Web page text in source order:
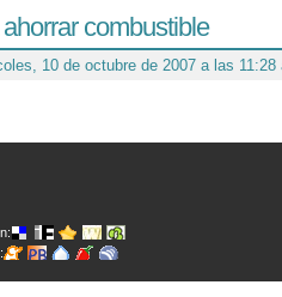
combustible
10 de octubre de 2007 a las 11:28